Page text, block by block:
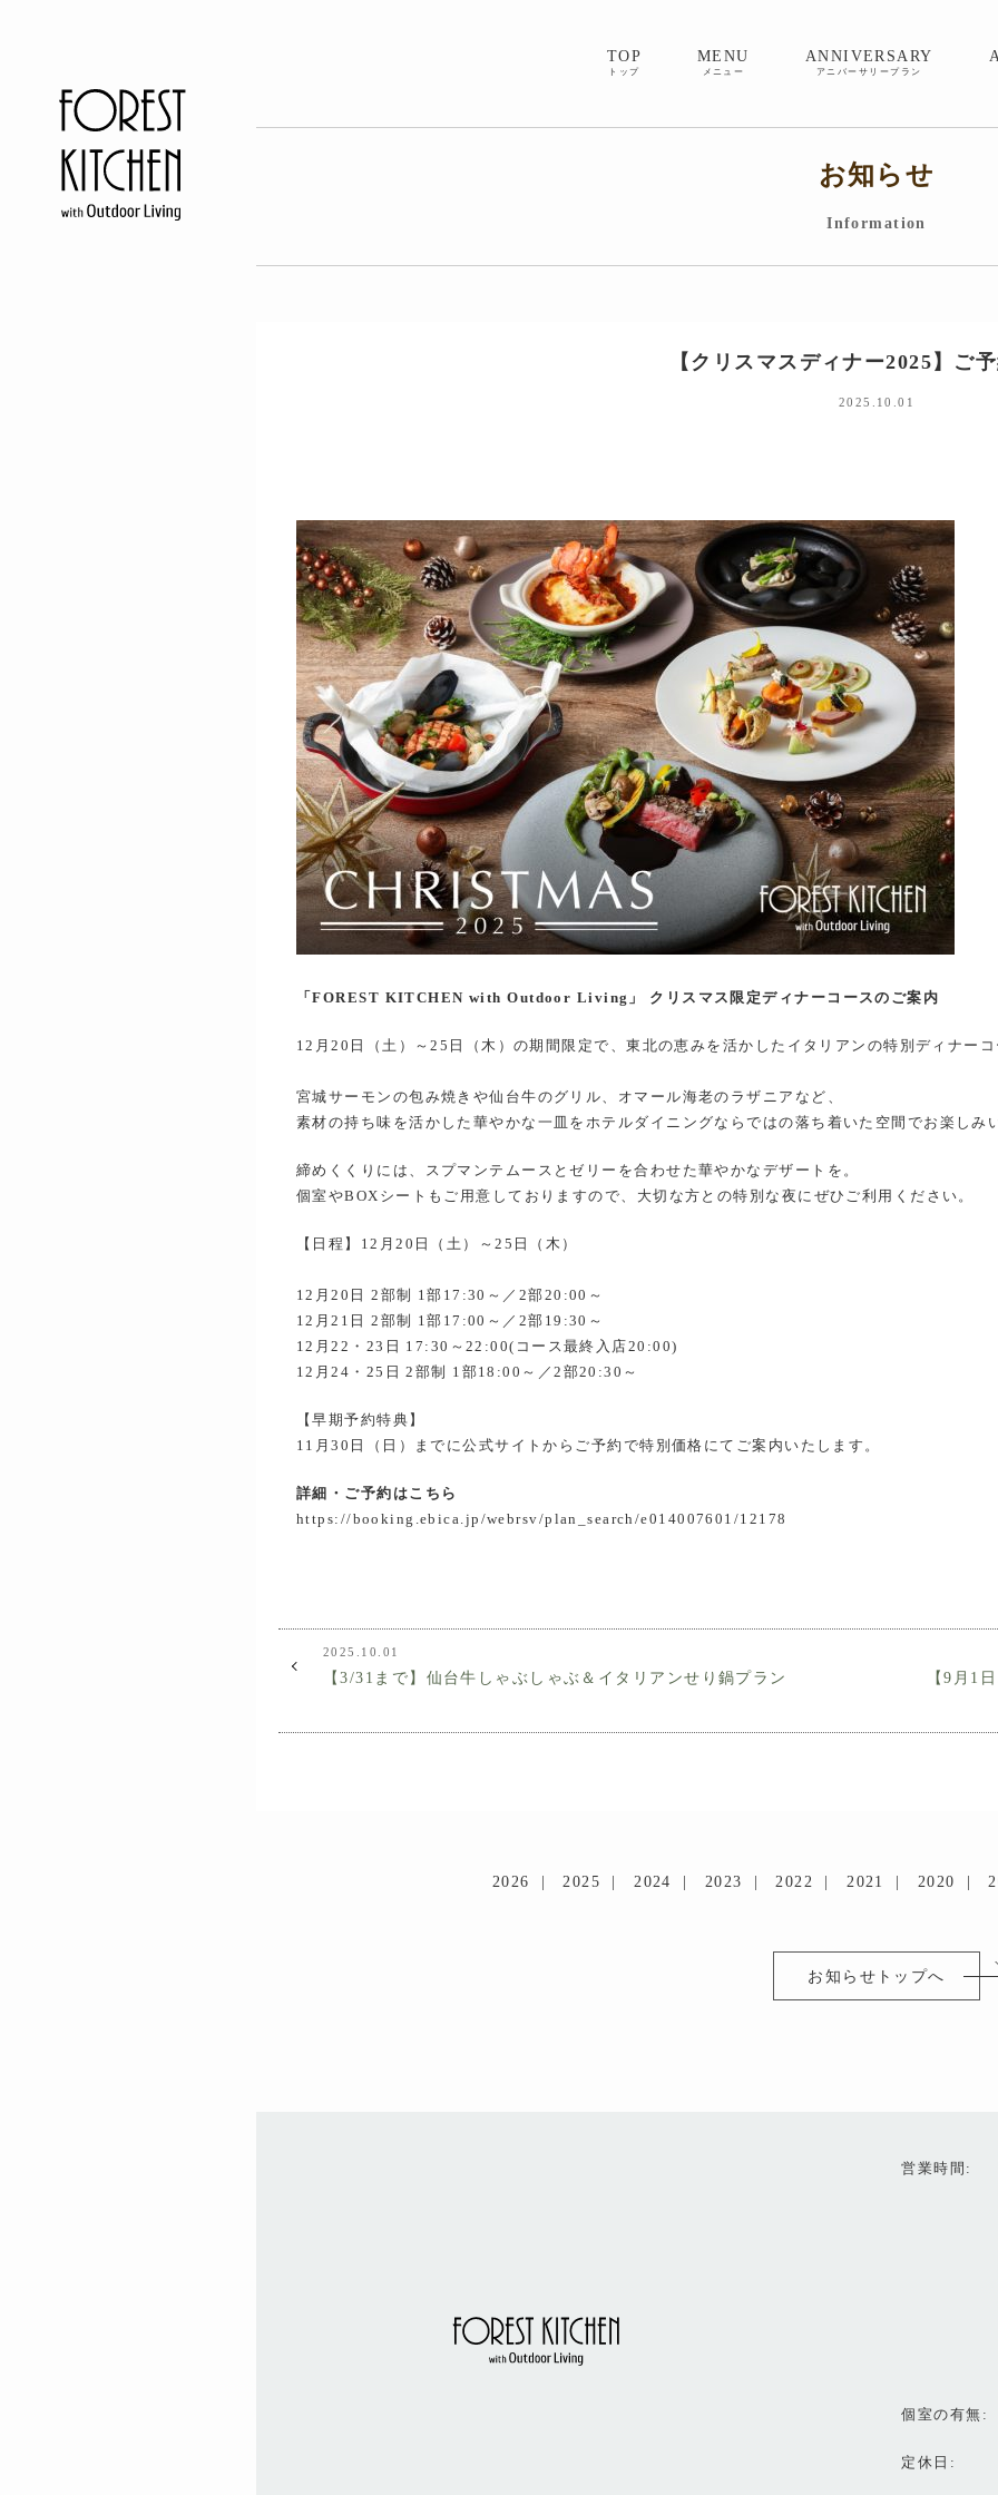
TOP
トップ
MENU
メニュー
ANNIVERSARY
アニバーサリープラン
お知らせ
Information
【クリスマスディナー2025】ご
2025.10.01
「FOREST KITCHEN with Outdoor Living」 クリスマス限定ディナーコースのご案内
12月20日（土）～25日（木）の期間限定で、東北の恵みを活かしたイタリアンの特別ディナーコ
宮城サーモンの包み焼きや仙台牛のグリル、オマール海老のラザニアなど、
素材の持ち味を活かした華やかな一皿をホテルダイニングならではの落ち着いた空間でお楽しみ
締めくくりには、スプマンテムースとゼリーを合わせた華やかなデザートを。
個室やBOXシートもご用意しておりますので、大切な方との特別な夜にぜひご利用ください。
【日程】12月20日（土）～25日（木）
12月20日 2部制 1部17:30～／2部20:00～
12月21日 2部制 1部17:00～／2部19:30～
12月22・23日 17:30～22:00(コース最終入店20:00)
12月24・25日 2部制 1部18:00～／2部20:30～
【早期予約特典】
11月30日（日）までに公式サイトからご予約で特別価格にてご案内いたします。
詳細・ご予約はこちら
https://booking.ebica.jp/webrsv/plan_search/e014007601/12178
2025.10.01
【3/31まで】仙台牛しゃぶしゃぶ＆イタリアンせり鍋プラン
【9月1
2026 2025 2024 2023 2022 2021 2020
お知らせトップへ
営業時間
個室の有無
定休日